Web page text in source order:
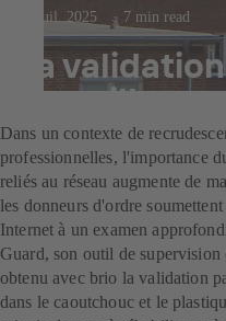
23 juil. 2025 7 min read
La
Dans un contexte de
professionnelles, l'importance
reliés au réseau augmente de
les donneurs d'ordre
Internet à un examen
Guard, son outil de
obtenu avec brio la validation
dans le caoutchouc et le